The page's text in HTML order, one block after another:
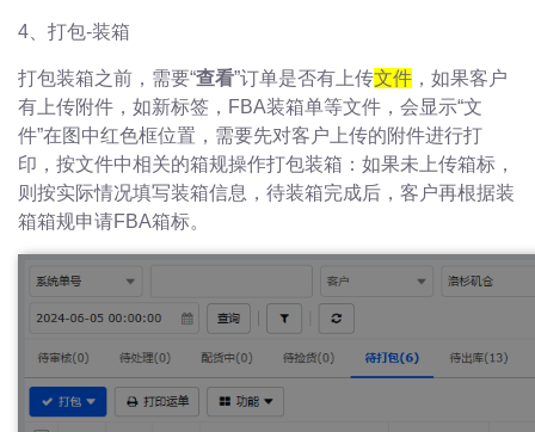
4、打包-装箱
打包装箱之前，需要“查看”订单是否有上传文件 ，如果客户
有上传附件，如新标签，FBA装箱单等文件，会显示“文
件”在图中红色框位置，需要先对客户上传的附件进行打
印，按文件中相关的箱规操作打包装箱：如果未上传箱标，
则按实际情况填写装箱信息，待装箱完成后，客户再根据装
箱箱规申请FBA箱标。